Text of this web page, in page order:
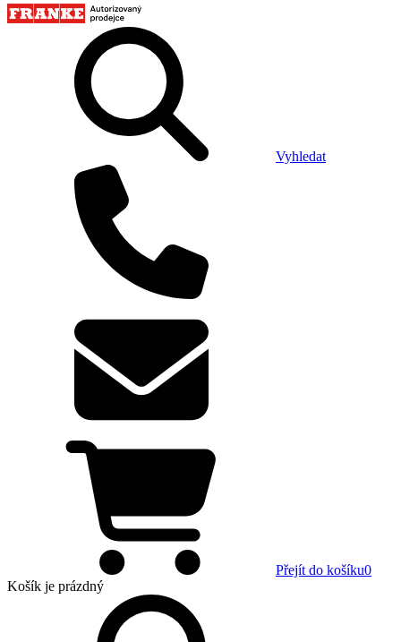
Vyhledat
Přejít do košíku0
Košík je prázdný